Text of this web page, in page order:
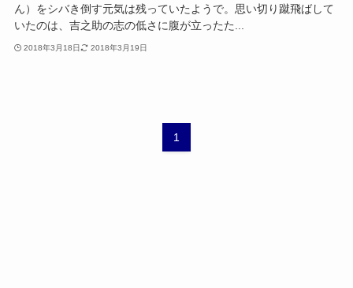
ん）をシバき倒す元気は残っていたようで。思い切り蹴飛ばして
いたのは、吉之助の志の低さに腹が立ったた...
2018年3月18日 2018年3月19日
1